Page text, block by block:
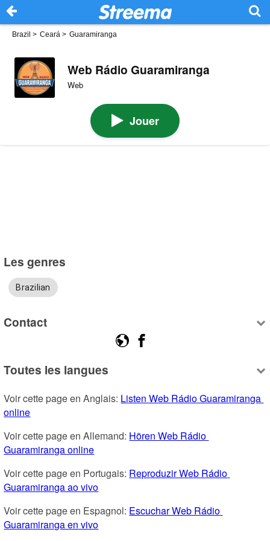
Brazil > Ceará > Guaramiranga
Web Rádio Guaramiranga
Web
Jouer
Les genres
Brazilian
Contact
Toutes les langues
Voir cette page en Anglais: Listen Web Rádio Guaramiranga
online
Voir cette page en Allemand: Hören Web Rádio
Guaramiranga online
Voir cette page en Portugais: Reproduzir Web Rádio
Guaramiranga ao vivo
Voir cette page en Espagnol: Escuchar Web Rádio
Guaramiranga en vivo